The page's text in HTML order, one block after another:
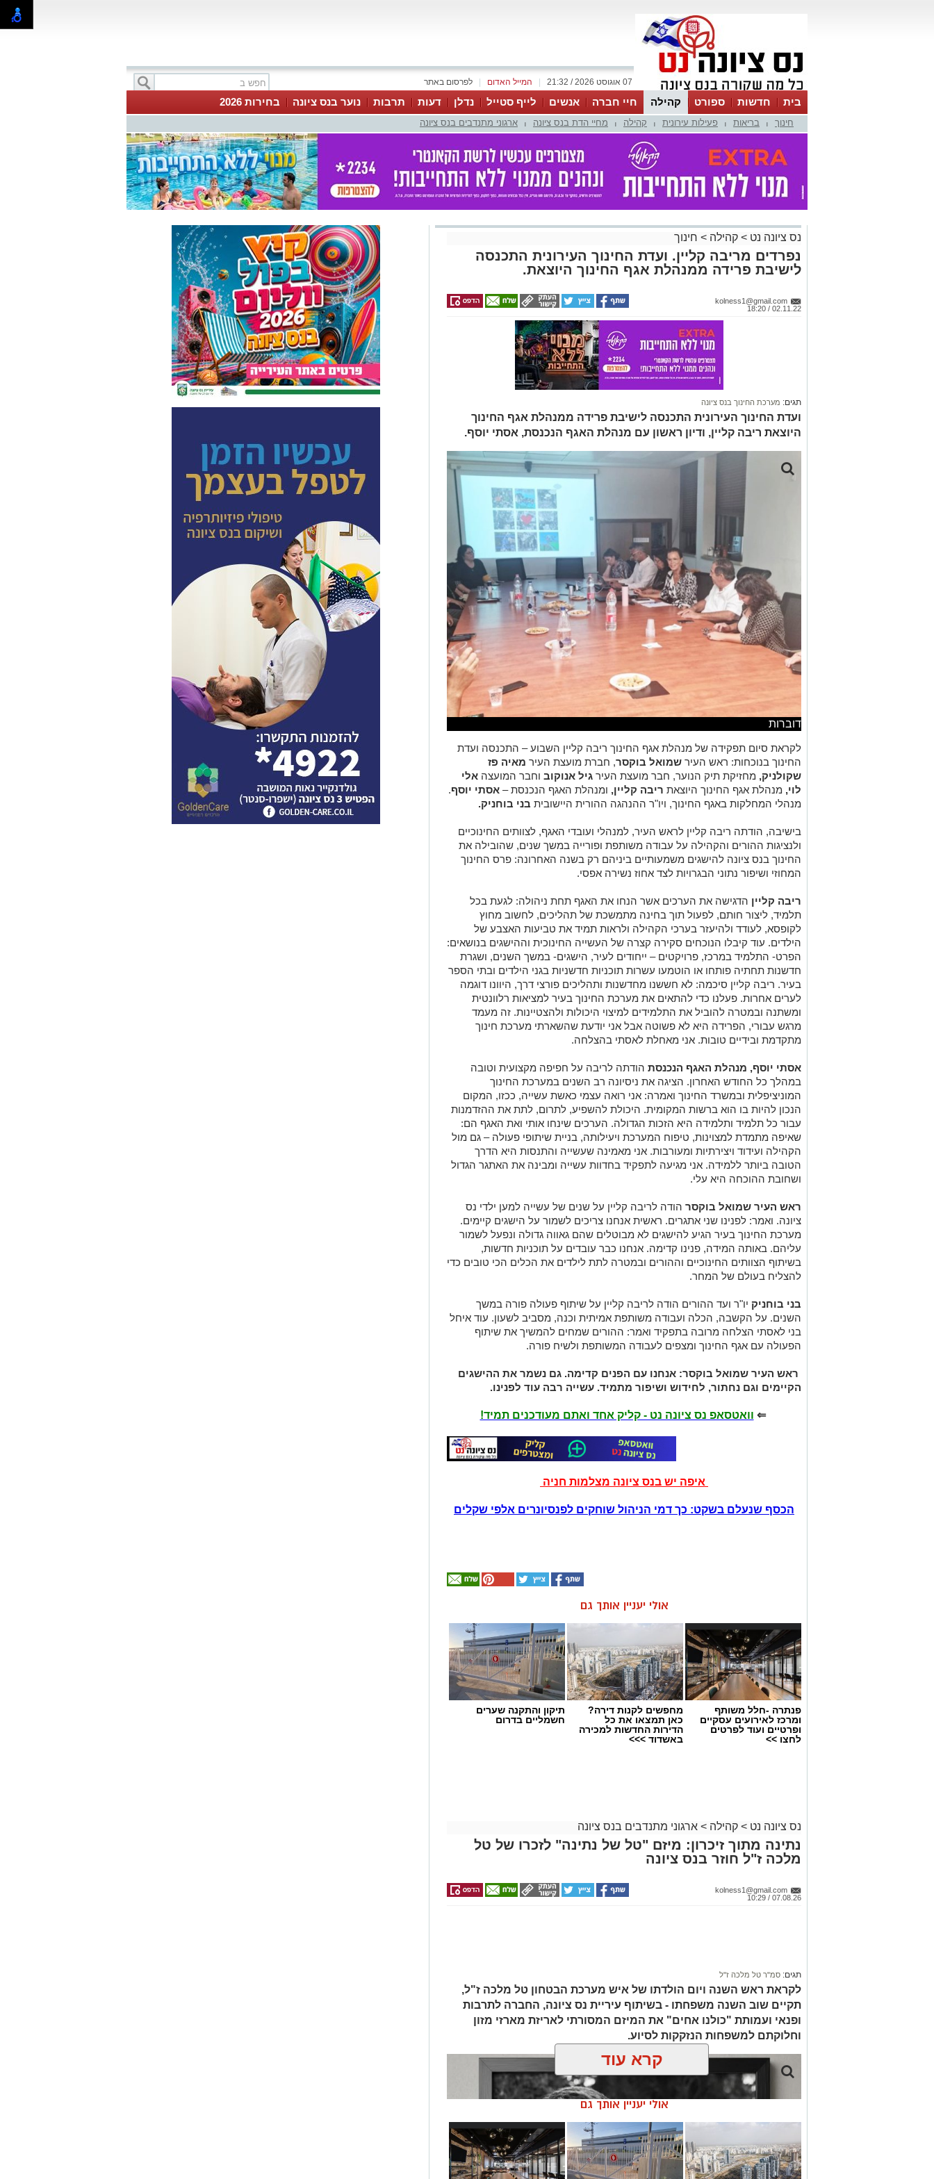
לפרסום באתר המייל האדום 07 אוגוסט 2026 / 21:32
בית חדשות ספורט קהילה חיי חברה אנשים לייף סטייל נדלן דעות תרבות נוער בנס ציונה בחירות 2026
חינוך בריאות פעילות עירונית קהילה מחיי הדת בנס ציונה ארגוני מתנדבים בנס ציונה
נס ציונה נט > קהילה > חינוך
נפרדים מריבה קליין. ועדת החינוך העירונית התכנסה
לישיבת פרידה ממנהלת אגף החינוך היוצאת.
kolness1@gmail.com
02.11.22 / 18:20
תגים: מערכת החינוך בנס ציונה
ועדת החינוך העירונית התכנסה לישיבת פרידה ממנהלת אגף החינוך
היוצאת ריבה קליין, ודיון ראשון עם מנהלת האגף הנכנסת, אסתי יוסף.
דוברות
לקראת סיום תפקידה של מנהלת אגף החינוך ריבה קליין השבוע – התכנסה ועדת
החינוך בנוכחות: ראש העיר שמואל בוקסר, חברת מועצת העיר מאיה פז
שקולניק, מחזיקת תיק הנוער, חבר מועצת העיר גיל אנוקוב וחבר המועצה אלי
לוי, מנהלת אגף החינוך היוצאת ריבה קליין, ומנהלת האגף הנכנסת – אסתי יוסף.
מנהלי המחלקות באגף החינוך, ויו"ר ההנהגה ההורית היישובית בני בוחניק.
בישיבה, הודתה ריבה קליין לראש העיר, למנהלי ועובדי האגף, לצוותים החינוכיים
ולנציגות ההורים והקהילה על עבודה משותפת ופורייה במשך שנים, שהובילה את
החינוך בנס ציונה להישגים משמעותיים ביניהם רק בשנה האחרונה: פרס החינוך
המחוזי ושיפור נתוני הבגרויות לצד אחוז נשירה אפסי.
ריבה קליין הדגישה את הערכים אשר הנחו את האגף תחת ניהולה: לגעת בכל
תלמיד, ליצור חותם, לפעול תוך בחינה מתמשכת של תהליכים, לחשוב מחוץ
לקופסא, לעודד ולהיעזר בערכי הקהילה ולראות תמיד את טביעות האצבע של
הילדים. עוד קיבלו הנוכחים סקירה קצרה של העשייה החינוכית וההישגים בנושאים:
הפרט- התלמיד במרכז, פרויקטים – ייחודים לעיר, הישגים- במשך השנים, ושגרת
חדשנות תחתיה פותחו או הוטמעו עשרות תוכניות חדשניות בגני הילדים ובתי הספר
בעיר. ריבה קליין סיכמה: לא חששנו מחדשנות ותהליכים פורצי דרך, היוונו דוגמה
לערים אחרות. פעלנו כדי להתאים את מערכת החינוך בעיר למציאות רלוונטית
ומשתנה ובמטרה להוביל את התלמידים למיצוי היכולות ולהצטיינות. זה מעמד
מרגש עבורי, הפרידה היא לא פשוטה אבל אני יודעת שהשארתי מערכת חינוך
מתקדמת ובידיים טובות. אני מאחלת לאסתי בהצלחה.
אסתי יוסף, מנהלת האגף הנכנסת הודתה לריבה על חפיפה מקצועית וטובה
במהלך כל החודש האחרון. הציגה את ניסיונה רב השנים במערכת החינוך
המוניציפלית ובמשרד החינוך ואמרה: אני רואה עצמי כאשת עשייה, ככזו, המקום
הנכון להיות בו הוא ברשות המקומית. היכולת להשפיע, לתרום, לתת את ההזדמנות
עבור כל תלמיד ותלמידה היא הזכות הגדולה. הערכים שינחו אותי ואת האגף הם:
שאיפה מתמדת למצוינות, טיפוח המערכת ויעילותה, בניית שיתופי פעולה – גם מול
הקהילה ועידוד ויצירתיות ומעורבות. אני מאמינה שעשייה והתנסות היא הדרך
הטובה ביותר ללמידה. אני מגיעה לתפקיד בחדוות עשייה ומבינה את האתגר הגדול
ושחובת ההוכחה היא עלי.
ראש העיר שמואל בוקסר הודה לריבה קליין על שנים של עשייה למען ילדי נס
ציונה. ואמר: לפנינו שני אתגרים. ראשית אנחנו צריכים לשמור על הישגים קיימים.
מערכת החינוך בעיר הגיע להישגים לא מבוטלים שהם גאווה גדולה ונפעל לשמור
עליהם. באותה המידה, פנינו קדימה. אנחנו כבר עובדים על תוכניות חדשות,
בשיתוף הצוותים החינוכיים וההורים ובמטרה לתת לילדים את הכלים הכי טובים כדי
להצליח בעולם של המחר.
בני בוחניק יו"ר ועד ההורים הודה לריבה קליין על שיתוף פעולה פורה במשך
השנים. על הקשבה, הכלה ועבודה משותפת אמיתית וכנה, מסביב לשעון. עוד איחל
בני לאסתי הצלחה מרובה בתפקיד ואמר: ההורים שמחים להמשיך את שיתוף
הפעולה עם אגף החינוך ומצפים לעבודה המשותפת ולשיח פורה.
ראש העיר שמואל בוקסר: אנחנו עם הפנים קדימה. גם נשמר את ההישגים
הקיימים וגם נחתור, לחידוש ושיפור מתמיד. עשייה רבה עוד לפנינו.
⇐ וואטסאפ נס ציונה נט - קליק אחד ואתם מעודכנים תמיד!
איפה יש בנס ציונה מצלמות חניה
הכסף שנעלם בשקט: כך דמי הניהול שוחקים לפנסיונרים אלפי שקלים
אולי יעניין אותך גם
פנתרה -חלל משותף
ומרכז לאירועים עסקיים
ופרטיים ועוד לפרטים
לחצו >>
מחפשים לקנות דירה?
כאן תמצאו את כל
הדירות החדשות למכירה
באשדוד >>>
תיקון והתקנה שערים
חשמליים בדרום
נס ציונה נט > קהילה > ארגוני מתנדבים בנס ציונה
נתינה מתוך זיכרון: מיזם "טל של נתינה" לזכרו של טל
מלכה ז"ל חוזר בנס ציונה
kolness1@gmail.com
07.08.26 / 10:29
תגים: סמ"ר טל מלכה ז"ל
לקראת ראש השנה ויום הולדתו של איש מערכת הבטחון טל מלכה ז"ל,
תקיים שוב השנה משפחתו - בשיתוף עיריית נס ציונה, החברה לתרבות
ופנאי ועמותת "כולנו אחים" את המיזם המסורתי לאריזת מארזי מזון
וחלוקתם למשפחות הנזקקות לסיוע.
קרא עוד
אולי יעניין אותך גם